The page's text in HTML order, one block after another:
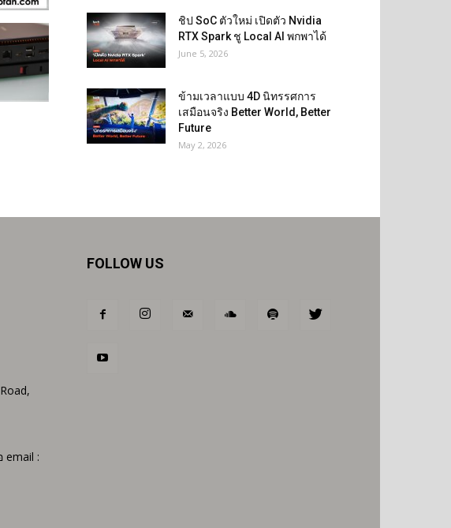
ชิป SoC ตัวใหม่ เปิดตัว Nvidia
RTX Spark ชู Local AI พกพาได้
June 5, 2026
ข้ามเวลาแบบ 4D นิทรรศการ
เสมือนจริง Better World, Better
Future
May 2, 2026
:
FOLLOW US